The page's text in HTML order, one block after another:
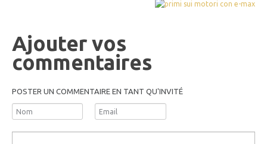
Ajouter vos
commentaires
POSTER UN COMMENTAIRE EN TANT QU'INVITÉ